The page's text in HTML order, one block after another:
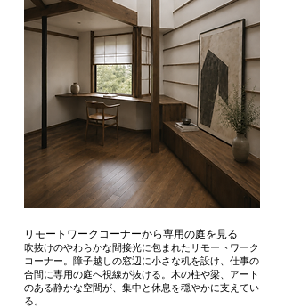
リモートワークコーナーから専用の庭を見る
吹抜けのやわらかな間接光に包まれたリモートワーク
コーナー。障子越しの窓辺に小さな机を設け、仕事の
合間に専用の庭へ視線が抜ける。木の柱や梁、アート
のある静かな空間が、集中と休息を穏やかに支えてい
る。